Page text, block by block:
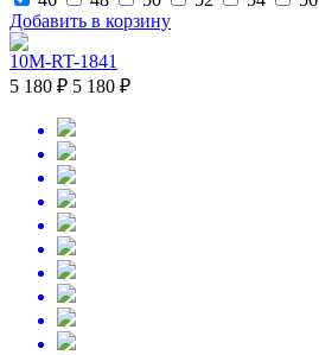
Добавить в корзину
10M-RT-1841
5 180 ₽ 5 180 ₽